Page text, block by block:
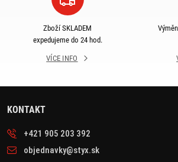
Zboží SKLADEM
expedujeme do 24 hod.
VÍCE INFO
KONTAKT
+421 905 203 392
objednavky@styx.sk